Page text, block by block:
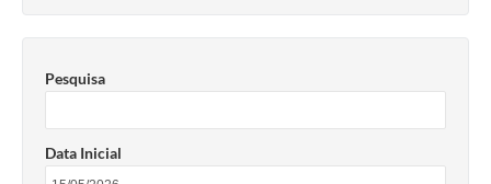
Pesquisa
Data Inicial